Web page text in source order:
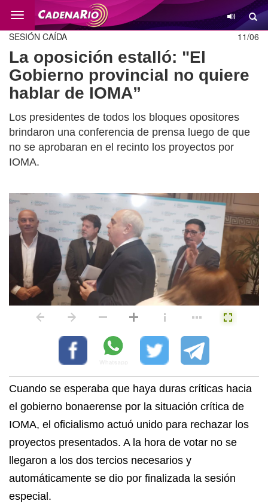
Cambio
11/06
SESIÓN CAÍDA
La oposición estalló: "El
Gobierno provincial no quiere
hablar de IOMA”
Los presidentes de todos los bloques opositores
brindaron una conferencia de prensa luego de que
no se aprobaran en el recinto los proyectos por
IOMA.
Cuando se esperaba que haya duras críticas hacia
el gobierno bonaerense por la situación crítica de
IOMA, el oficialismo actuó unido para rechazar los
proyectos presentados. A la hora de votar no se
llegaron a los dos tercios necesarios y
automáticamente se dio por finalizada la sesión
especial.